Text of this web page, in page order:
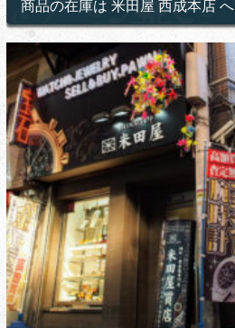
商品の在庫は 米田屋 西成本店 へ